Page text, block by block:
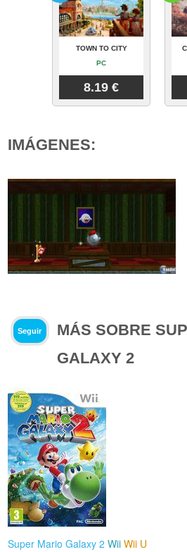
TOWN TO CITY
PC
8.19 €
IMÁGENES:
Seguir
MÁS SOBRE
GALAXY 2
Super Mario Galaxy 2 Wii Wii U